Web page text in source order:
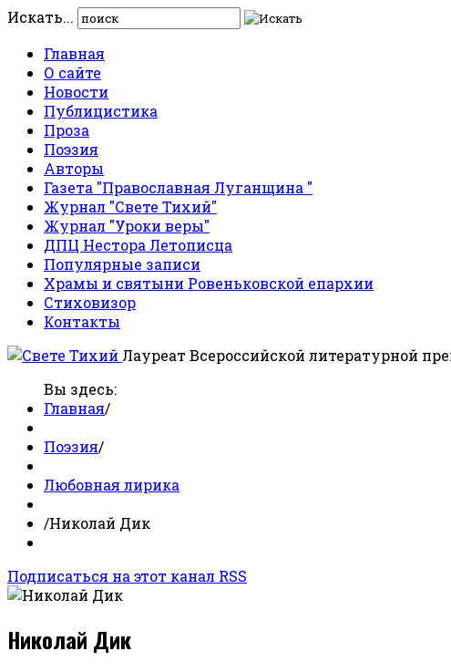
Искать...
Главная
О сайте
Новости
Публицистика
Проза
Поэзия
Авторы
Газета "Православная Луганщина "
Журнал "Свете Тихий"
Журнал "Уроки веры"
ДПЦ Нестора Летописца
Популярные записи
Храмы и святыни Ровеньковской епархии
Стиховизор
Контакты
Лауреат Всероссийской литературной
Вы здесь:
Главная/
Поэзия/
Любовная лирика
/Николай Дик
Подписаться на этот канал RSS
Николай Дик